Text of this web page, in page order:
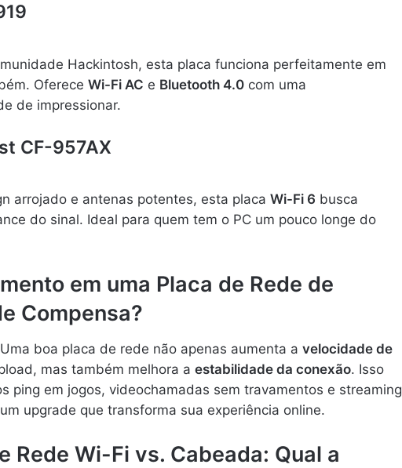
Hackintosh, esta placa funciona perfeitamente em
Oferece Wi-Fi AC e Bluetooth 4.0 com uma
de impressionar.
CF-957AX
arrojado e antenas potentes, esta placa Wi-Fi 6 busca
do sinal. Ideal para quem tem o PC um pouco longe do
em uma Placa de Rede de
Compensa?
boa placa de rede não apenas aumenta a velocidade de
mas também melhora a estabilidade da conexão. Isso
ping em jogos, videochamadas sem travamentos e streaming
upgrade que transforma sua experiência online.
Rede Wi-Fi vs. Cabeada: Qual a